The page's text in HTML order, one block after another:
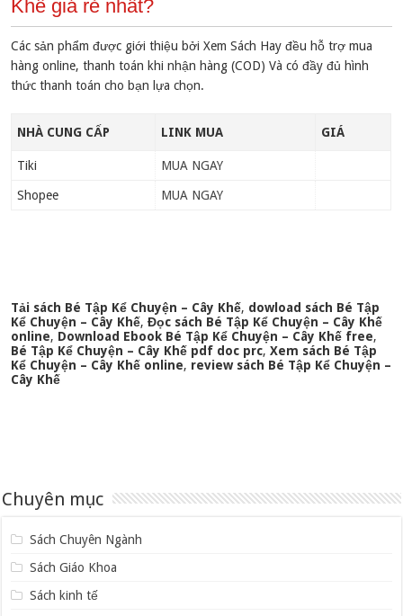
Khế giá rẻ nhất?
Các sản phẩm được giới thiệu bởi Xem Sách Hay đều hỗ trợ mua
hàng online, thanh toán khi nhận hàng (COD) Và có đầy đủ hình
thức thanh toán cho bạn lựa chọn.
NHÀ CUNG CẤP LINK MUA GIÁ
Tiki MUA NGAY
Shopee MUA NGAY
Tải sách Bé Tập Kể Chuyện – Cây Khế, dowload sách Bé Tập
Kể Chuyện – Cây Khế,Đọc sách Bé Tập Kể Chuyện – Cây Khế
online, Download Ebook Bé Tập Kể Chuyện – Cây Khế free,
Bé Tập Kể Chuyện – Cây Khế pdf doc prc,Xem sách Bé Tập
Kể Chuyện – Cây Khế online, review sách Bé Tập Kể Chuyện –
Cây Khế
Chuyên mục
Sách Chuyên Ngành
Sách Giáo Khoa
Sách kinh tế